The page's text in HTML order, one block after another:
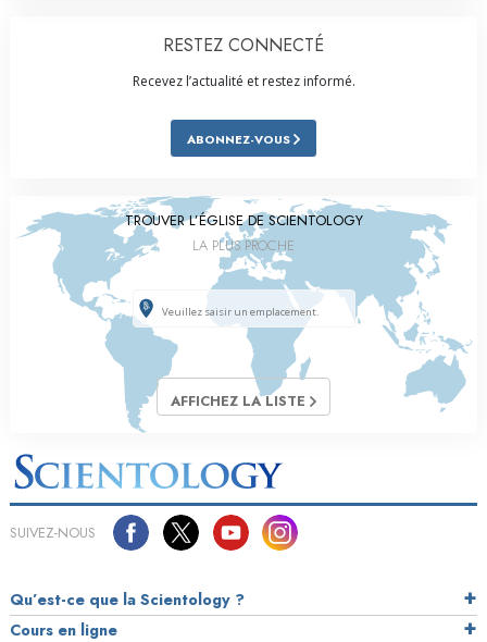
RESTEZ CONNECTÉ
Recevez l’actualité et restez informé.
ABONNEZ-VOUS
TROUVER L’ÉGLISE DE SCIENTOLOGY
LA PLUS PROCHE
AFFICHEZ LA LISTE
SUIVEZ-NOUS
Qu’est-ce que la Scientology ?
Cours en ligne